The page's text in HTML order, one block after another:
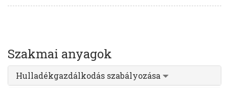
Szakmai anyagok
Hulladékgazdálkodás szabályozása